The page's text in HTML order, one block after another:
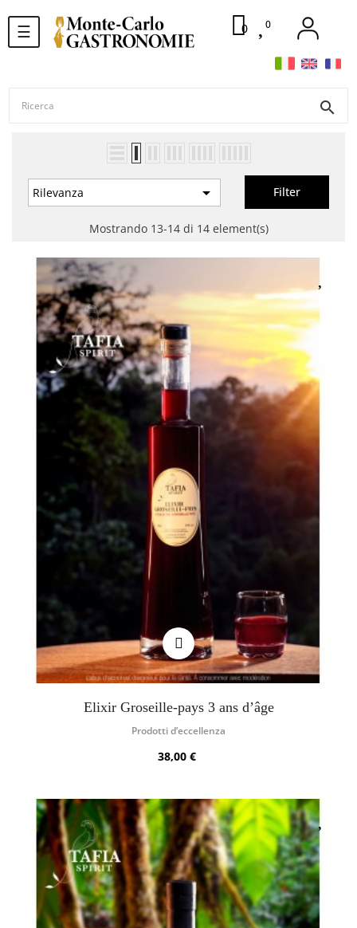
navigazione
Toggle
☰
search
0 0
Rilevanza  Filter
Mostrando 13-14 di 14 element(s)
Elixir Groseille-pays 3 ans d’âge
Prodotti d’eccellenza
38,00 €